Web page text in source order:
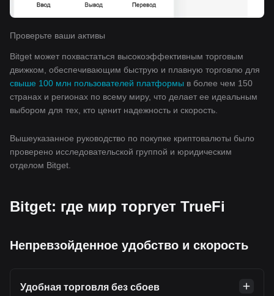
Проверьте ваши активы
Bitget может похвастаться высокоэффективным торговым
движком, обеспечивающим быструю и плавную торговлю для
свыше 100 млн пользователей платформы в более чем 150
странах и регионах по всему миру, что делает ее идеальным
выбором для тех, кто ценит надежность и скорость.
Вышеуказанное руководство по покупке криптовалюты было
проверено исследовательской группой и юридическим
отделом Bitget.
Bitget: где мир торгует TrueFi
Непревзойденное удобство и скорость
Удобная торговля без сбоев